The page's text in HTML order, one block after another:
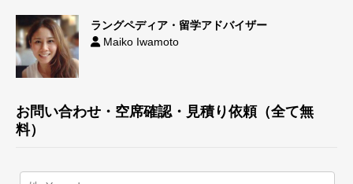
ラングペディア・留学アドバイザー
Maiko Iwamoto
お問い合わせ・空席確認・見積り依頼（全て無
料）